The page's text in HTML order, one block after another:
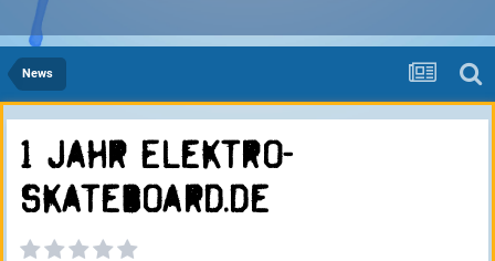
News
1 Jahr Elektro-
Skateboard.de